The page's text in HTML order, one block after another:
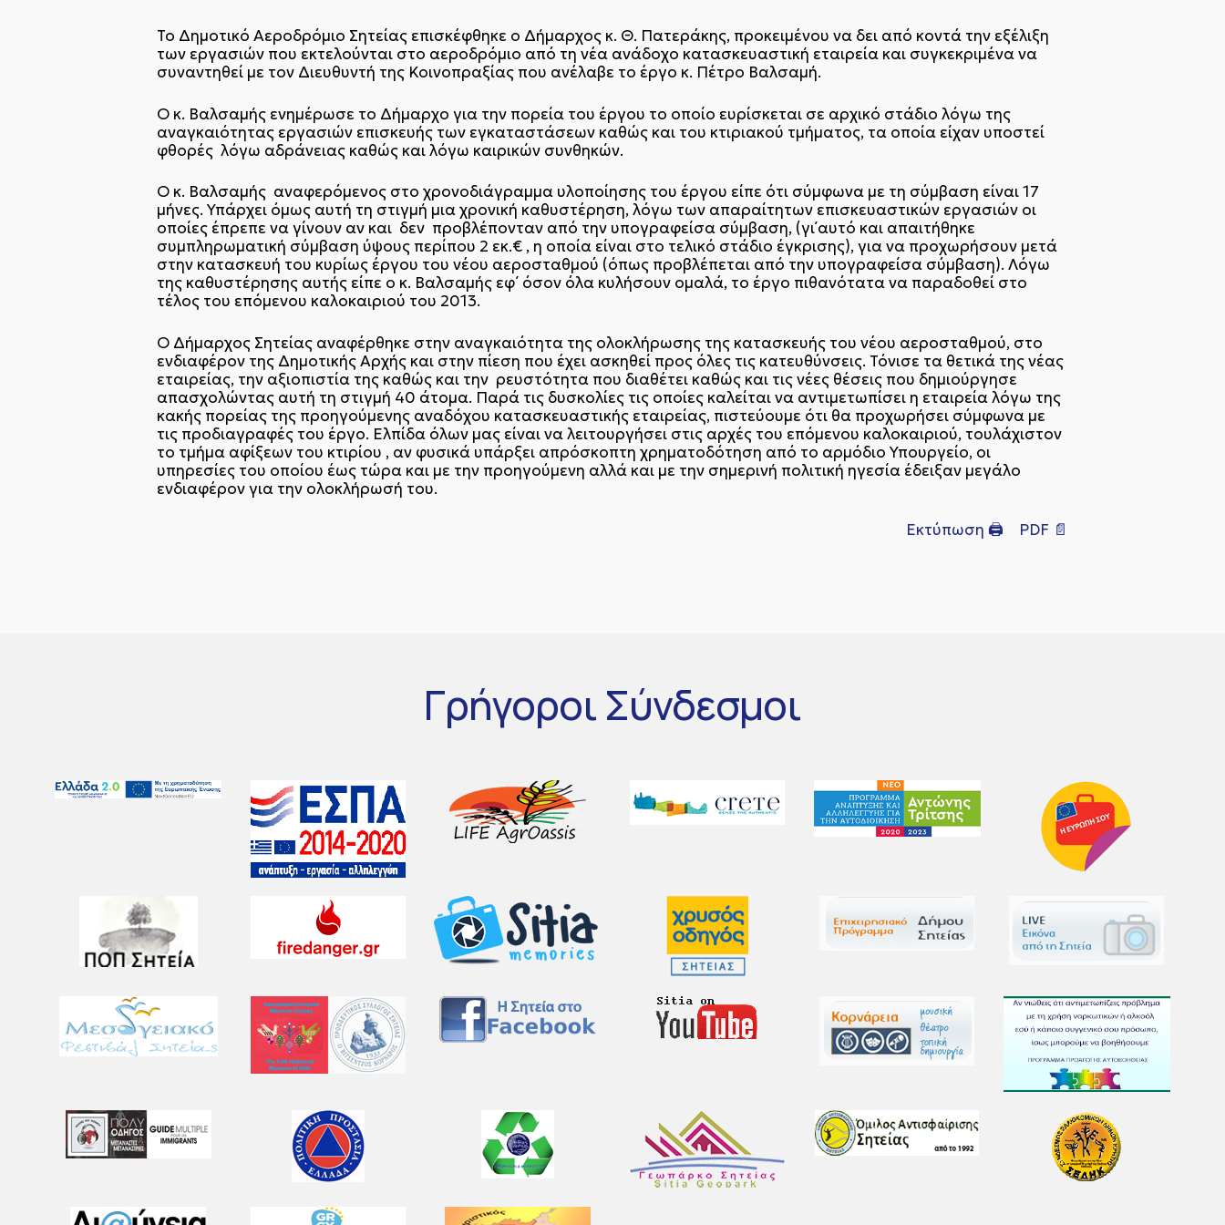
Το Δημοτικό Αεροδρόμιο Σητείας επισκέφθηκε ο Δήμαρχος κ. Θ. Πατεράκης, προκειμένου να δει από κοντά την εξέλιξη
των εργασιών που εκτελούνται στο αεροδρόμιο από τη νέα ανάδοχο κατασκευαστική εταιρεία και συγκεκριμένα να
συναντηθεί με τον Διευθυντή της Κοινοπραξίας που ανέλαβε το έργο κ. Πέτρο Βαλσαμή.
Ο κ. Βαλσαμής ενημέρωσε το Δήμαρχο για την πορεία του έργου το οποίο ευρίσκεται σε αρχικό στάδιο λόγω της
αναγκαιότητας εργασιών επισκευής των εγκαταστάσεων καθώς και του κτιριακού τμήματος, τα οποία είχαν υποστεί
φθορές λόγω αδράνειας καθώς και λόγω καιρικών συνθηκών.
Ο κ. Βαλσαμής αναφερόμενος στο χρονοδιάγραμμα υλοποίησης του έργου είπε ότι σύμφωνα με τη σύμβαση είναι 17
μήνες. Υπάρχει όμως αυτή τη στιγμή μια χρονική καθυστέρηση, λόγω των απαραίτητων επισκευαστικών εργασιών οι
οποίες έπρεπε να γίνουν αν και δεν προβλέπονταν από την υπογραφείσα σύμβαση, (γι΄αυτό και απαιτήθηκε
συμπληρωματική σύμβαση ύψους περίπου 2 εκ.€ , η οποία είναι στο τελικό στάδιο έγκρισης), για να προχωρήσουν μετά
στην κατασκευή του κυρίως έργου του νέου αεροσταθμού (όπως προβλέπεται από την υπογραφείσα σύμβαση). Λόγω
της καθυστέρησης αυτής είπε ο κ. Βαλσαμής εφ΄ όσον όλα κυλήσουν ομαλά, το έργο πιθανότατα να παραδοθεί στο
τέλος του επόμενου καλοκαιριού του 2013.
Ο Δήμαρχος Σητείας αναφέρθηκε στην αναγκαιότητα της ολοκλήρωσης της κατασκευής του νέου αεροσταθμού, στο
ενδιαφέρον της Δημοτικής Αρχής και στην πίεση που έχει ασκηθεί προς όλες τις κατευθύνσεις. Τόνισε τα θετικά της νέας
εταιρείας, την αξιοπιστία της καθώς και την ρευστότητα που διαθέτει καθώς και τις νέες θέσεις που δημιούργησε
απασχολώντας αυτή τη στιγμή 40 άτομα. Παρά τις δυσκολίες τις οποίες καλείται να αντιμετωπίσει η εταιρεία λόγω της
κακής πορείας της προηγούμενης αναδόχου κατασκευαστικής εταιρείας, πιστεύουμε ότι θα προχωρήσει σύμφωνα με
τις προδιαγραφές του έργο. Ελπίδα όλων μας είναι να λειτουργήσει στις αρχές του επόμενου καλοκαιριού, τουλάχιστον
το τμήμα αφίξεων του κτιρίου , αν φυσικά υπάρξει απρόσκοπτη χρηματοδότηση από το αρμόδιο Υπουργείο, οι
υπηρεσίες του οποίου έως τώρα και με την προηγούμενη αλλά και με την σημερινή πολιτική ηγεσία έδειξαν μεγάλο
ενδιαφέρον για την ολοκλήρωσή του.
Εκτύπωση 🖨 PDF 📄
Γρήγοροι Σύνδεσμοι